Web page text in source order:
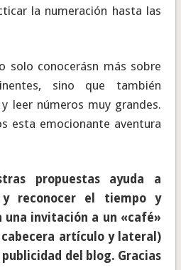
la numeración hasta las
solo conocerásn más sobre
sino que también
leer números muy grandes.
esta emocionante aventura
propuestas ayuda a
reconocer el tiempo y
una invitación a un «café»
artículo y lateral)
del blog. Gracias